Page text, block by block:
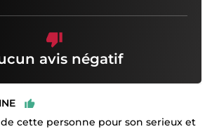
avis négatif
cette personne pour son serieux et